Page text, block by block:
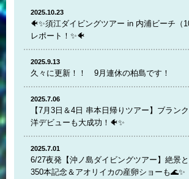
2025.10.23
🐠✨須江ダイビングツアー in 内浦ビーチ（
レポート！✨🐠
2025.9.13
久々に更新！！ 9月連休の柏島です！
2025.7.06
【7月3日＆4日 串本日帰りツアー】ブラン
洋デビューも大成功！🐠✨
2025.7.01
6/27夜発【沖ノ島ダイビングツアー】絶景
350本記念＆アオリイカの産卵ショーも🌊✨